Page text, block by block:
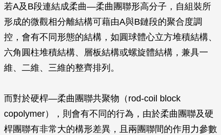
若A及B段連結成柔曲—柔曲團聯形高分子，自組裝所
形成的微觀相分離結構可藉由A與B鏈段的聚合度調
控，會有不同形態的結構，如圓球體心立方堆積結構、
六角圓柱堆積結構、層板結構或螺旋體結構，兼具一
維、二維、三維的整齊排列。
而對於硬桿—柔曲團聯共聚物（rod-coil block
copolymer），則會有不同的行為，由於柔曲團聯及硬
桿團聯有非常大的構形差異，且兩團聯間的作用力參數